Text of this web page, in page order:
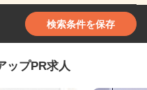
検索条件を保存
ップPR求人